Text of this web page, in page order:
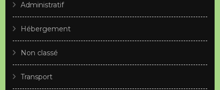
Administratif
Hébergement
Non classé
Transport